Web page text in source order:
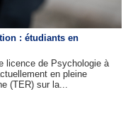
: étudiants en
licence de Psychologie à
en pleine
(TER) sur la...